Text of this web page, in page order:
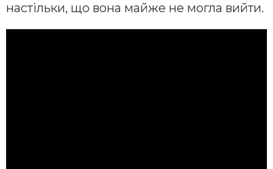
настільки, що вона майже не могла вийти.